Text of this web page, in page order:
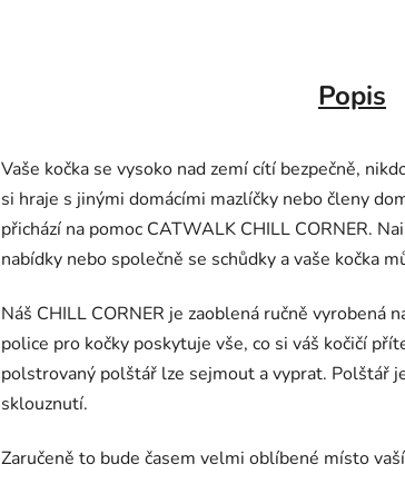
Popis
Vaše kočka se vysoko nad zemí cítí bezpečně,
si hraje s jinými domácími mazlíčky nebo členy
přichází na pomoc CATWALK CHILL CORNER.
nabídky nebo společně se schůdky a vaše kočka
Náš CHILL CORNER je zaoblená ručně
police pro kočky poskytuje vše, co si váš kočičí
polstrovaný polštář lze sejmout a vyprat. Polštář
sklouznutí.
Zaručeně to bude časem velmi oblíbené místo